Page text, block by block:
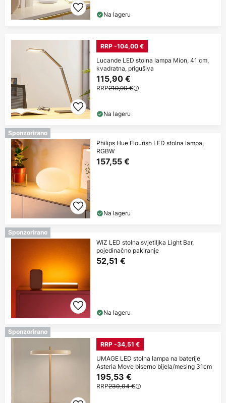
Na lageru
RRP -104,00 €
Lucande LED stolna lampa Mion, 41 cm,
kvadratna, prigušiva
115,90 €
RRP219,90 €
Na lageru
Sponzorirano
Philips Hue Flourish LED stolna lampa,
RGBW
157,55 €
Na lageru
Sponzorirano
WiZ LED stolna svjetiljka Light Bar,
pojedinačno pakiranje
52,51 €
Na lageru
Sponzorirano
RRP -34,51 €
UMAGE LED stolna lampa na baterije
Asteria Move biserno bijela/mesing 31cm
195,53 €
RRP230,04 €